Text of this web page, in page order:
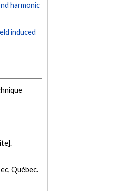
harmonic
induced
Québec.